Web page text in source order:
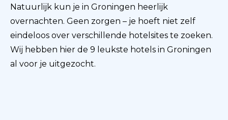
Natuurlijk kun je in Groningen heerlijk
overnachten. Geen zorgen – je hoeft niet zelf
eindeloos over verschillende hotelsites te zoeken.
Wij hebben hier de 9 leukste hotels in Groningen
al voor je uitgezocht.